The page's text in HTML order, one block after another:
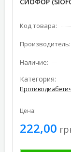
Код товара:
Производитель:
Наличие:
Категория:
Цена:
222,00